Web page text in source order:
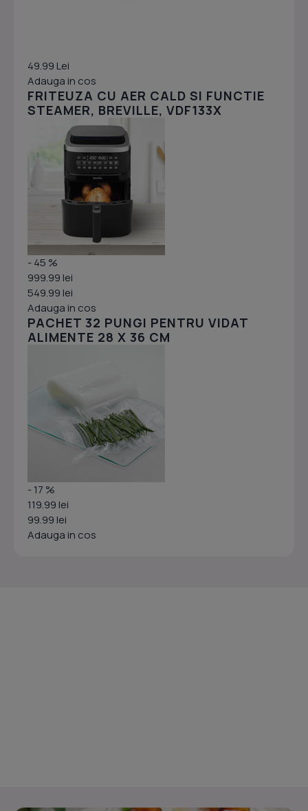
49.99 Lei
Adauga in cos
FRITEUZA CU AER CALD SI FUNCTIE
STEAMER, BREVILLE, VDF133X
- 45 %
999.99 lei
549.99 lei
Adauga in cos
PACHET 32 PUNGI PENTRU VIDAT
ALIMENTE 28 X 36 CM
- 17 %
119.99 lei
99.99 lei
Adauga in cos